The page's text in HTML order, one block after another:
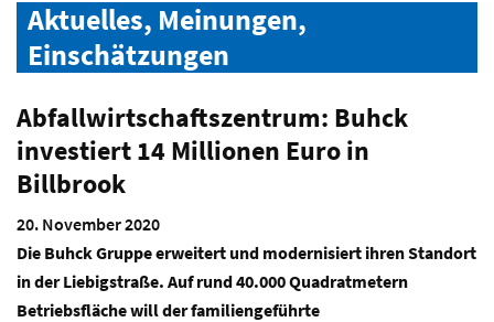
Aktuelles, Meinungen,
Einschätzungen
Abfallwirtschaftszentrum: Buhck
investiert 14 Millionen Euro in
Billbrook
20. November 2020
Die Buhck Gruppe erweitert und modernisiert ihren Standort
in der Liebigstraße. Auf rund 40.000 Quadratmetern
Betriebsfläche will der familiengeführte